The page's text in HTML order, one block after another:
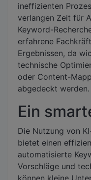
ineffizienten
verlangen Zeit für
Keyword-
erfahrene
Ergebnissen, da
technische
oder Content-
abgedeckt werden.
Ein
Die Nutzung von
bietet einen
automatisierte
Vorschläge und